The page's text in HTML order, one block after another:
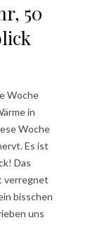
50
Woche
in
Woche
Es ist
Das
verregnet
bisschen
uns